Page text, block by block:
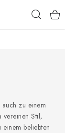
zu einem
vereinen Stil,
beliebten